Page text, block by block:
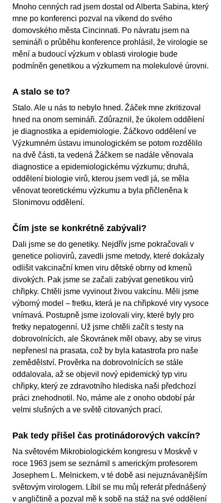
Mnoho cenných rad jsem dostal od Alberta Sabina, který
mne po konferenci pozval na víkend do svého
domovského města Cincinnati. Po návratu jsem na
semináři o průběhu konference prohlásil, že virologie se
mění a budoucí výzkum v oblasti virologie bude
podmíněn genetikou a výzkumem na molekulové úrovni.
A stalo se to?
Stalo. Ale u nás to nebylo hned. Žáček mne zkritizoval
hned na onom semináři. Zdůraznil, že úkolem oddělení
je diagnostika a epidemiologie. Žáčkovo oddělení ve
Výzkumném ústavu imunologickém se potom rozdělilo
na dvě části, ta vedená Žáčkem se nadále věnovala
diagnostice a epidemiologickému výzkumu; druhá,
oddělení biologie virů, kterou jsem vedl já, se měla
věnovat teoretickému výzkumu a byla přičleněna k
Slonimovu oddělení.
Čím jste se konkrétně zabývali?
Dali jsme se do genetiky. Nejdřív jsme pokračovali v
genetice poliovirů, zavedli jsme metody, které dokázaly
odlišit vakcinační kmen viru dětské obrny od kmenů
divokých. Pak jsme se začali zabývat genetikou virů
chřipky. Chtěli jsme vyvinout živou vakcínu. Měli jsme
výborný model – fretku, která je na chřipkové viry vysoce
vnímavá. Postupně jsme izolovali viry, které byly pro
fretky nepatogenní. Už jsme chtěli začít s testy na
dobrovolnících, ale Škovránek měl obavy, aby se virus
nepřenesl na prasata, což by byla katastrofa pro naše
zemědělství. Prověrka na dobrovolnících se stále
oddalovala, až se objevil nový epidemický typ viru
chřipky, který ze zdravotního hlediska naši předchozí
práci znehodnotil. No, máme ale z onoho období pár
velmi slušných a ve světě citovaných prací.
Pak tedy přišel čas protinádorových vakcín?
Na světovém Mikrobiologickém kongresu v Moskvě v
roce 1963 jsem se seznámil s americkým profesorem
Josephem L. Melnickem, v té době asi nejuznávanějším
světovým virologem. Líbil se mu můj referát přednášený
v angličtině a pozval mě k sobě na stáž na své oddělení